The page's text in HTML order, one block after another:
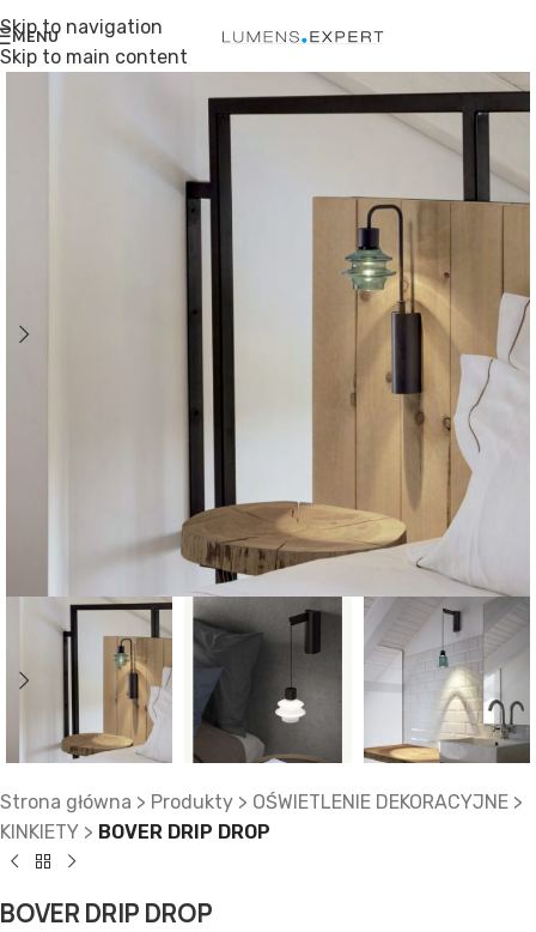
Skip to navigation
Skip to main content
MENU
Strona główna > Produkty > OŚWIETLENIE DEKORACYJNE >
KINKIETY > BOVER DRIP DROP
BOVER DRIP DROP